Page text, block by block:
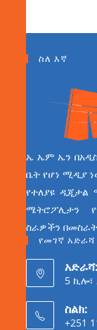
ስለ እኛ
ኤ ኤም ኤን
ቤት የሆነ ሚዲያ
የተለያዩ ዲጂታል
ሜትሮፖሊታን
ስራዎችን
የመገኛ አድራሻ
አድራሻ:
5 ኪሎ፣
ስልክ:
+251